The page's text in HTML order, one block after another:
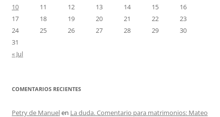
10
11 12 13 14 15
16
17
18 19 20 21 22
23
24
25 26 27 28 29
30
31
« Jul
COMENTARIOS RECIENTES
Petry de Manuelen La duda. Comentario para matrimonios: Mateo